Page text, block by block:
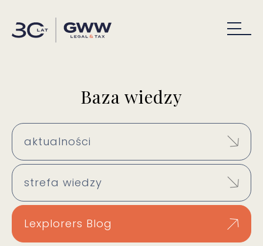
Baza wiedzy
aktualności
strefa wiedzy
Lexplorers Blog